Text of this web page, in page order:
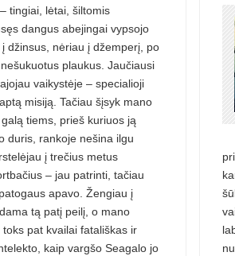
tingiai, lėtai, šiltomis
dangus abejingai vypsojo
džinsus, nėriau į džemperį, po
plaukus. Jaučiausi
vaikystėje – specialioji
misiją. Tačiau šįsyk mano
tiems, prieš kuriuos ją
duris, rankoje nešina ilgu
į trečius metus
– jau patrinti, tačiau
apavo. Žengiau į
tą patį peilį, o mano
pat kvailai fatališkas ir
kaip vargšo Seagalo jo